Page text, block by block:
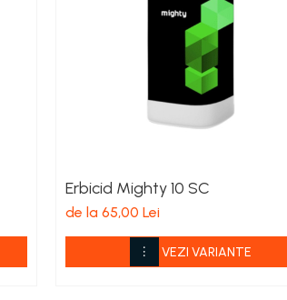
Erbicid Mighty 10 SC
de la 65,00 Lei
VEZI VARIANTE